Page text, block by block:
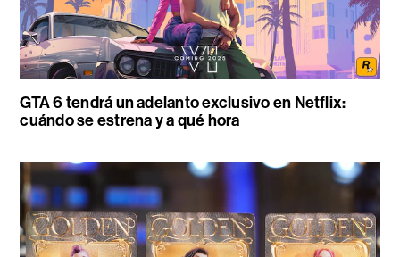
GTA 6 tendrá un adelanto exclusivo en Netflix:
cuándo se estrena y a qué hora